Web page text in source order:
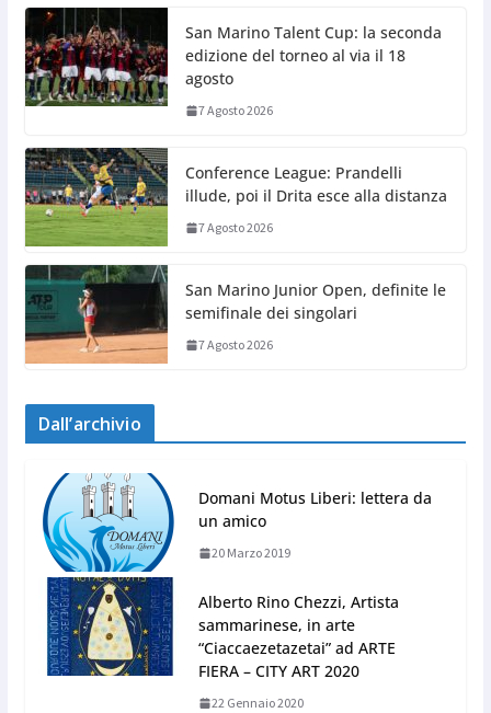
San Marino Talent Cup: la seconda
edizione del torneo al via il 18
agosto
7 Agosto 2026
Conference League: Prandelli
illude, poi il Drita esce alla distanza
7 Agosto 2026
San Marino Junior Open, definite le
semifinale dei singolari
7 Agosto 2026
Dall’archivio
Domani Motus Liberi: lettera da
un amico
20 Marzo 2019
Alberto Rino Chezzi, Artista
sammarinese, in arte
“Ciaccaezetazetai” ad ARTE
FIERA – CITY ART 2020
22 Gennaio 2020